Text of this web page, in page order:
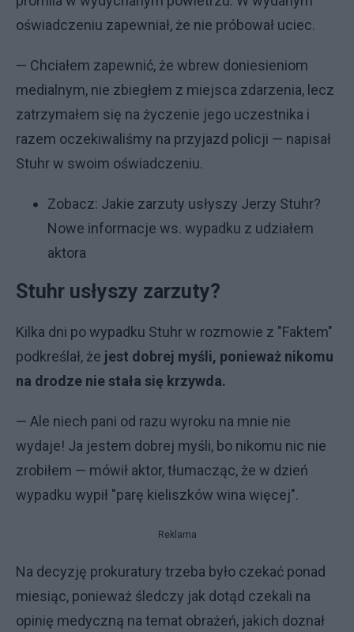
oświadczeniu zapewniał, że nie próbował uciec.
— Chciałem zapewnić, że wbrew doniesieniom
medialnym, nie zbiegłem z miejsca zdarzenia, lecz
zatrzymałem się na życzenie jego uczestnika i
razem oczekiwaliśmy na przyjazd policji — napisał
Stuhr w swoim oświadczeniu.
Zobacz: Jakie zarzuty usłyszy Jerzy Stuhr?
Nowe informacje ws. wypadku z udziałem
aktora
Stuhr usłyszy zarzuty?
Kilka dni po wypadku Stuhr w rozmowie z "Faktem"
podkreślał, że jest dobrej myśli, ponieważ nikomu
na drodze nie stała się krzywda.
— Ale niech pani od razu wyroku na mnie nie
wydaje! Ja jestem dobrej myśli, bo nikomu nic nie
zrobiłem — mówił aktor, tłumacząc, że w dzień
wypadku wypił "parę kieliszków wina więcej".
Reklama
Na decyzję prokuratury trzeba było czekać ponad
miesiąc, ponieważ śledczy jak dotąd czekali na
opinię medyczną na temat obrażeń, jakich doznał